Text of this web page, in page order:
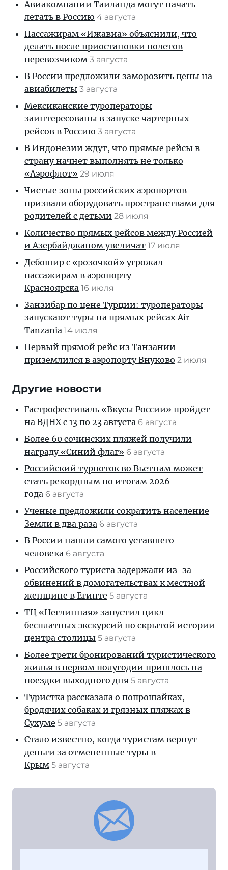
Авиакомпании Таиланда могут начать
летать в Россию 4 августа
Пассажирам «Ижавиа» объяснили, что
делать после приостановки полетов
перевозчиком 3 августа
В России предложили заморозить цены на
авиабилеты 3 августа
Мексиканские туроператоры
заинтересованы в запуске чартерных
рейсов в Россию 3 августа
В Индонезии ждут, что прямые рейсы в
страну начнет выполнять не только
«Аэрофлот» 29 июля
Чистые зоны российских аэропортов
призвали оборудовать пространствами для
родителей с детьми 28 июля
Количество прямых рейсов между Россией
и Азербайджаном увеличат 17 июля
Дебошир с «розочкой» угрожал
пассажирам в аэропорту
Красноярска 16 июля
Занзибар по цене Турции: туроператоры
запускают туры на прямых рейсах Air
Tanzania 14 июля
Первый прямой рейс из Танзании
приземлился в аэропорту Внуково 2 июля
Другие новости
Гастрофестиваль «Вкусы России» пройдет
на ВДНХ с 13 по 23 августа 6 августа
Более 60 сочинских пляжей получили
награду «Синий флаг» 6 августа
Российский турпоток во Вьетнам может
стать рекордным по итогам 2026
года 6 августа
Ученые предложили сократить население
Земли в два раза 6 августа
В России нашли самого уставшего
человека 6 августа
Российского туриста задержали из-за
обвинений в домогательствах к местной
женщине в Египте 5 августа
ТЦ «Неглинная» запустил цикл
бесплатных экскурсий по скрытой истории
центра столицы 5 августа
Более трети бронирований туристического
жилья в первом полугодии пришлось на
поездки выходного дня 5 августа
Туристка рассказала о попрошайках,
бродячих собаках и грязных пляжах в
Сухуме 5 августа
Стало известно, когда туристам вернут
деньги за отмененные туры в
Крым 5 августа